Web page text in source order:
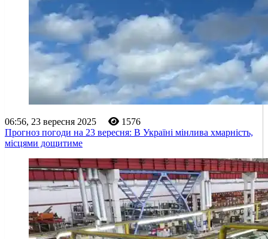
06:56, 23 вересня 2025
1576
Прогноз погоди на 23 вересня: В Україні мінлива хмарність,
місцями дощитиме